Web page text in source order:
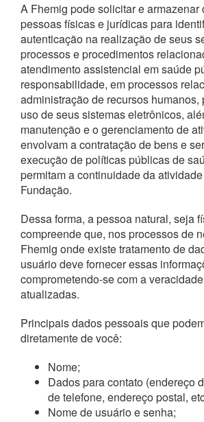
A Fhemig pode solicitar e armazenar
pessoas físicas e jurídicas para
autenticação na realização de seus
processos e procedimentos
atendimento assistencial em saúde
responsabilidade, em processos
administração de recursos humanos,
uso de seus sistemas eletrônicos,
manutenção e o gerenciamento de
envolvam a contratação de bens e
execução de políticas públicas de
permitam a continuidade da
Fundação.
Dessa forma, a pessoa natural, seja
compreende que, nos processos de
Fhemig onde existe tratamento de
usuário deve fornecer essas
comprometendo-se com a
atualizadas.
Principais dados pessoais que
diretamente de você:
Nome;
Dados para contato (endereço
de telefone, endereço postal,
Nome de usuário e senha;